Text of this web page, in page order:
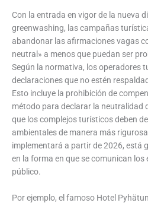
Con la entrada en vigor de la nueva
greenwashing, las campañas
abandonar las afirmaciones vagas
neutral» a menos que puedan ser
Según la normativa, los operadores
declaraciones que no estén
Esto incluye la prohibición de
método para declarar la neutralidad
que los complejos turísticos deben
ambientales de manera más
implementará a partir de 2026, está
en la forma en que se comunican los
público.
Por ejemplo, el famoso Hotel